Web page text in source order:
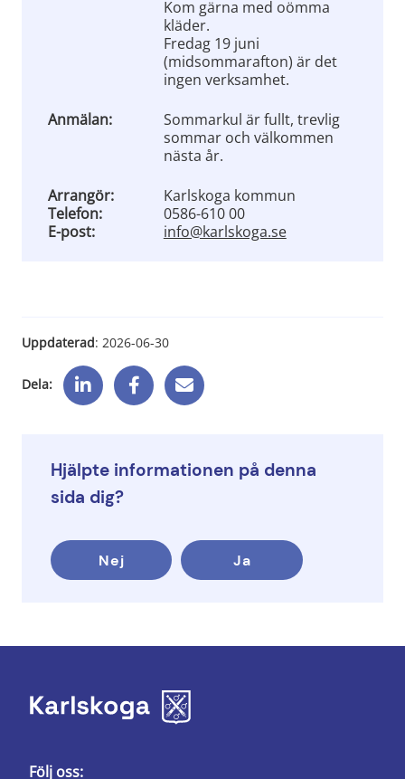
Kom gärna med oömma
kläder.
Fredag 19 juni
(midsommarafton) är det
ingen verksamhet.
Anmälan:
Sommarkul är fullt, trevlig
sommar och välkommen
nästa år.
Arrangör:
Karlskoga kommun
Telefon:
0586-610 00
E-post:
info@karlskoga.se
Uppdaterad: 2026-06-30
Dela:
Hjälpte informationen på denna
sida dig?
Nej Ja
Följ oss: